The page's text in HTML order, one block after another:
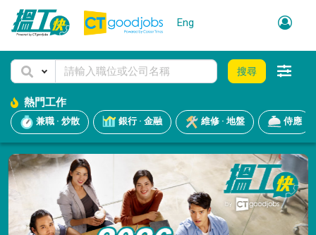
Eng
搜尋
熱門工作
兼職 · 炒散 銀行 · 金融 維修 · 地盤 侍應